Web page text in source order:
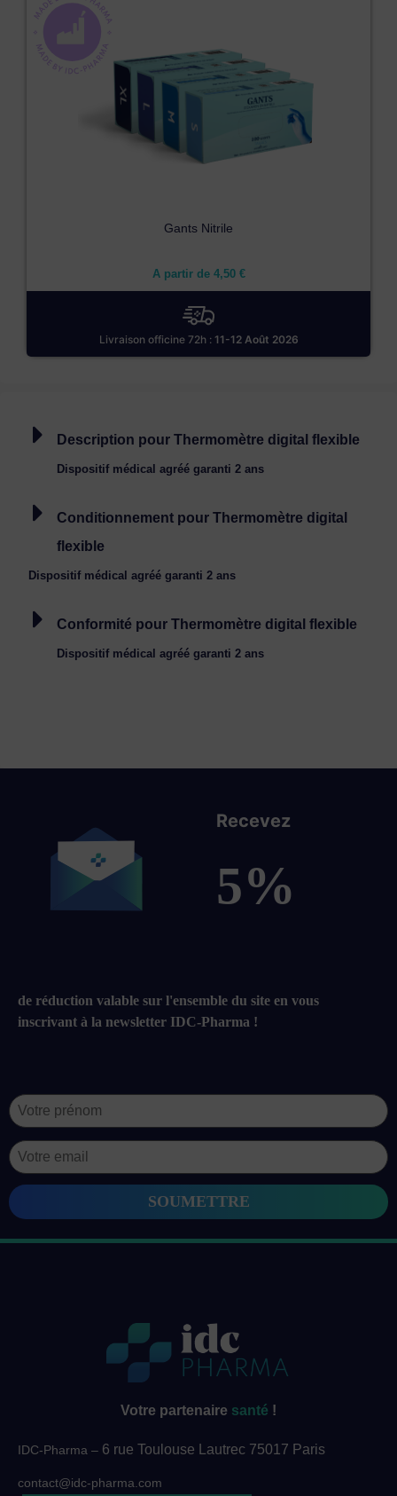
Gants Nitrile
A partir de 4,50 €
Livraison officine 72h : 11-12 Août 2026
Description pour Thermomètre digital flexible
Dispositif médical agréé garanti 2 ans
Conditionnement pour Thermomètre digital
flexible
Dispositif médical agréé garanti 2 ans
Conformité pour Thermomètre digital flexible
Dispositif médical agréé garanti 2 ans
Recevez
5%
de réduction valable sur l'ensemble du site en vous
inscrivant à la newsletter IDC-Pharma !
Votre partenaire santé !
IDC-Pharma – 6 rue Toulouse Lautrec 75017 Paris
contact@idc-pharma.com